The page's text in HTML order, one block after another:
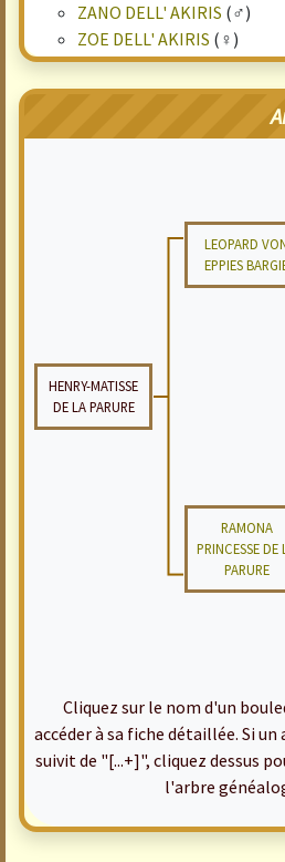
ZANO DELL' AKIRIS (♂)
ZOE DELL' AKIRIS (♀)
LEOPARD
EPPIES
HENRY-MATISSE
DE LA PARURE
RAMONA
PRINCESSE DE
PARURE
Cliquez sur le nom d'un
accéder à sa fiche détaillée. Si
suivit de "[...+]", cliquez dessus
l'arbre